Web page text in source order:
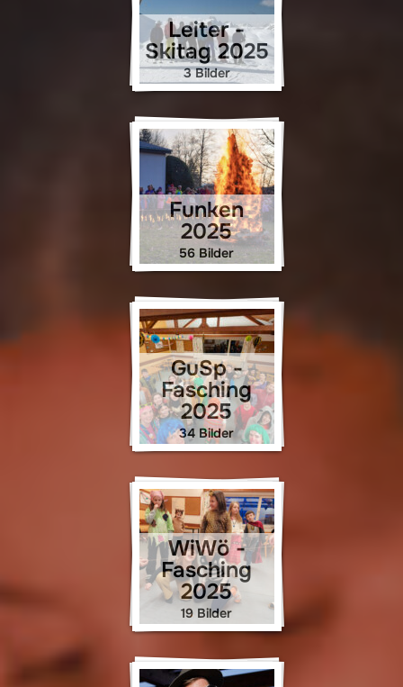
Leiter -
Skitag 2025
3 Bilder
Funken
2025
56 Bilder
GuSp -
Fasching
2025
34 Bilder
WiWö -
Fasching
2025
19 Bilder